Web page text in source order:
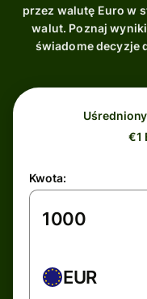
przez walutę Euro w
walut. Poznaj
świadome decyzje
€1
Kwota:
EUR